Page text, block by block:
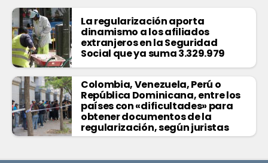
La regularización aporta
dinamismo a los afiliados
extranjeros en la Seguridad
Social que ya suma 3.329.979
Colombia, Venezuela, Perú o
República Dominicana, entre los
países con «dificultades» para
obtener documentos de la
regularización, según juristas